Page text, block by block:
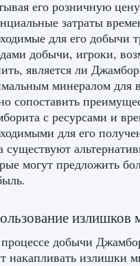
заклинание Крист
of Ava
2024 1 393 0
его розничную
затраты
для его добычи
добычи, игроки,
является ли
минералом для
сопоставить
с ресурсами и
для его
существуют
могут предложить
излишков
добычи
накапливать излишки